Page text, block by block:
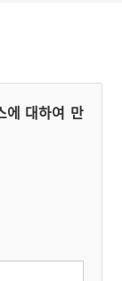
에 대하여 만